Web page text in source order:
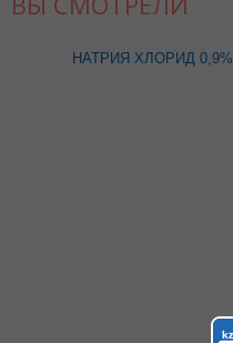
НАТРИЯ ХЛОРИД 0,9%